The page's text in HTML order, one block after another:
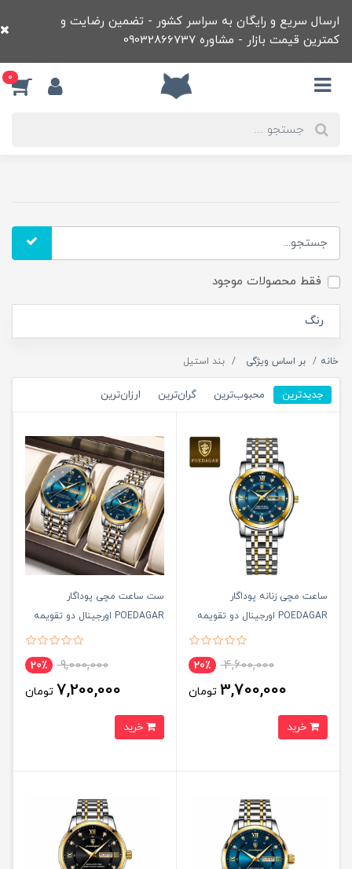
ارسال سریع و رایگان به سراسر کشور - تضمین رضایت و
کمترین قیمت بازار - مشاوره 09032866737
0
فقط محصولات موجود
رنگ
خانه بر اساس ویژگی بند استیل
جدیدترین محبوب‌ترین گران‌ترین ارزان‌ترین
ساعت مچی زنانه پوداگار
POEDAGAR اورجينال دو تقويمه
صفحه مشکی مدل M1 نسخه
4,600,000 20٪
3,700,000 تومان
ست ساعت مچی پوداگار
POEDAGAR اورجينال دو تقويمه
9,000,000 20٪
7,200,000 تومان